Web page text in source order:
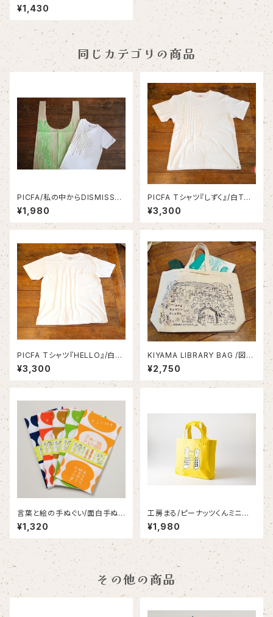
～OUTDOOR編～/オシャレ手
ぬぐい/カッコいい手ぬぐい
¥1,430
同じカテゴリの商品
PICFA/私の中からDISMISS
豆/ マルシェバッグ
¥1,980
PICFA Tシャツ『しずく』/白Tシ
ャツ/PICFA
¥3,300
PICFA Tシャツ『HELLO』/白T
シャツ/PICFA
¥3,300
KIYAMA LIBRARY BAG /図書
館バッグ/きやま図書館バッグ/PI
CFA/笠原さん
¥2,750
言葉と絵の手ぬぐい/面白手ぬぐ
い/アトリエブラヴォ
¥1,320
工房まる/ピーナッツくんミニバッ
グ/ランチバッグ/ビタミンカラー
バッグ
¥1,980
その他の商品